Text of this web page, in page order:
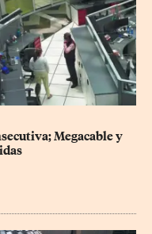
Megacable y